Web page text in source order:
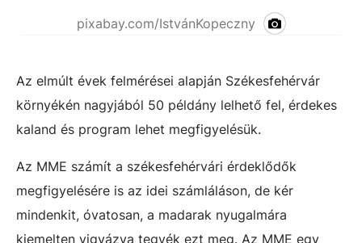
pixabay.com/IstvánKopeczny
Az elmúlt évek felmérései alapján Székesfehérvár
környékén nagyjából 50 példány lelhető fel, érdekes
kaland és program lehet megfigyelésük.
Az MME számít a székesfehérvári érdeklődők
megfigyelésére is az idei számláláson, de kér
mindenkit, óvatosan, a madarak nyugalmára
kiemelten vigyázva tegyék ezt meg. Az MME egy